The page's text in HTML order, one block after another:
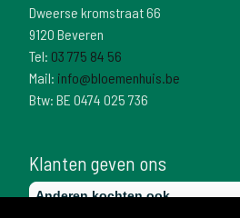
Dweerse kromstraat 66
9120 Beveren
Tel: 03 775 84 56
Mail: info@bloemenhuis.be
Btw: BE 0474 025 736
Klanten geven ons